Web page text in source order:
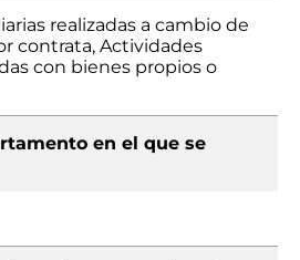
realizadas a cambio de
contrata, Actividades
con bienes propios o
en el que se